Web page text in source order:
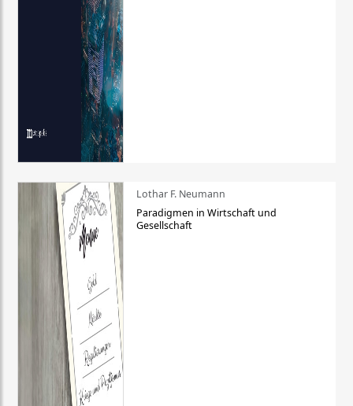
Lothar F. Neumann
Paradigmen in Wirtschaft und
Gesellschaft